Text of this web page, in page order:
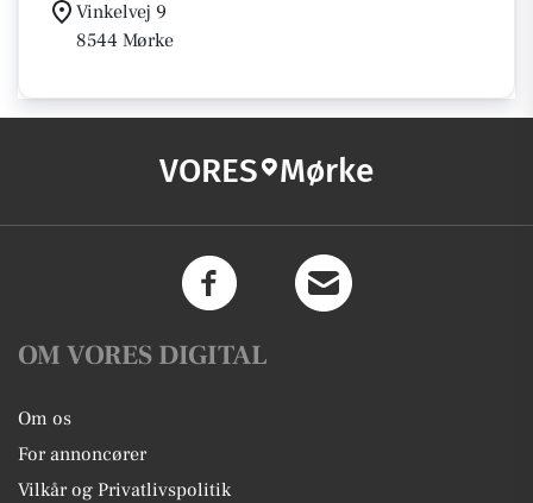
Vinkelvej 9
8544 Mørke
VORES Mørke
OM VORES DIGITAL
Om os
For annoncører
Vilkår og Privatlivspolitik